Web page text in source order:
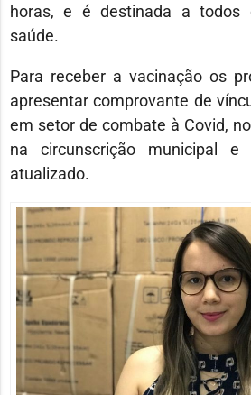
horas, e é destinada a todos
saúde.
Para receber a vacinação os
apresentar comprovante de
em setor de combate à Covid,
na circunscrição municipal
atualizado.